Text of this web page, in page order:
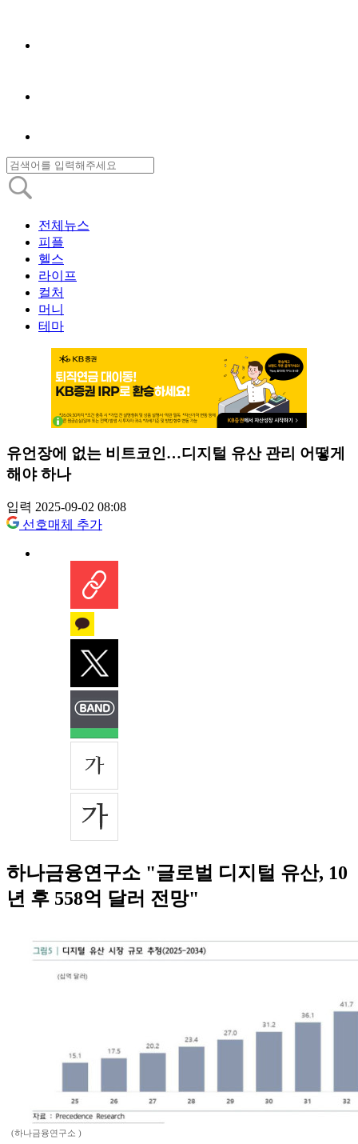
전체뉴스
피플
헬스
라이프
컬처
머니
테마
유언장에 없는 비트코인…디지털 유산 관리 어떻게
해야 하나
입력 2025-09-02 08:08
선호매체 추가
하나금융연구소 "글로벌 디지털 유산, 10
년 후 558억 달러 전망"
(하나금융연구소 )